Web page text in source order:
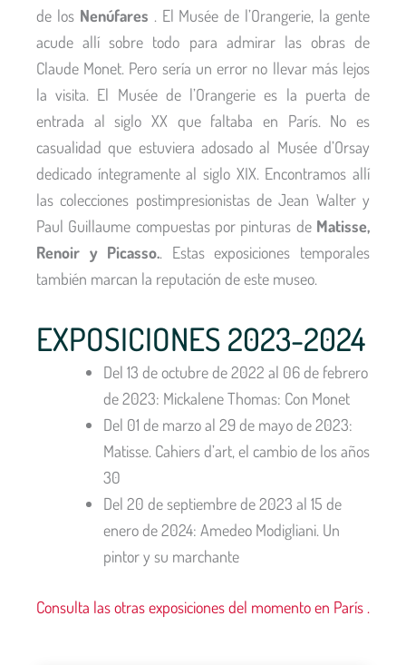
de los Nenúfares . El Musée de l’Orangerie, la gente
acude allí sobre todo para admirar las obras de
Claude Monet. Pero sería un error no llevar más lejos
la visita. El Musée de l’Orangerie es la puerta de
entrada al siglo XX que faltaba en París. No es
casualidad que estuviera adosado al Musée d’Orsay
dedicado íntegramente al siglo XIX. Encontramos allí
las colecciones postimpresionistas de Jean Walter y
Paul Guillaume compuestas por pinturas de Matisse,
Renoir y Picasso.. Estas exposiciones temporales
también marcan la reputación de este museo.
EXPOSICIONES 2023-2024
Del 13 de octubre de 2022 al 06 de febrero
de 2023: Mickalene Thomas: Con Monet
Del 01 de marzo al 29 de mayo de 2023:
Matisse. Cahiers d’art, el cambio de los años
30
Del 20 de septiembre de 2023 al 15 de
enero de 2024: Amedeo Modigliani. Un
pintor y su marchante
Consulta las otrasexposiciones del momento en París .